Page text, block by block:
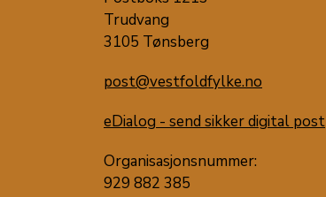
Trudvang
3105 Tønsberg
post@vestfoldfylke.no
eDialog - send sikker digital post
Organisasjonsnummer:
929 882 385